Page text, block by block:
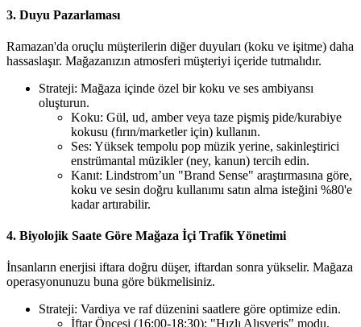
3. Duyu Pazarlaması
Ramazan'da oruçlu müşterilerin diğer duyuları (koku ve işitme) daha
hassaslaşır. Mağazanızın atmosferi müşteriyi içeride tutmalıdır.
Strateji: Mağaza içinde özel bir koku ve ses ambiyansı
oluşturun.
Koku: Gül, ud, amber veya taze pişmiş pide/kurabiye
kokusu (fırın/marketler için) kullanın.
Ses: Yüksek tempolu pop müzik yerine, sakinleştirici
enstrümantal müzikler (ney, kanun) tercih edin.
Kanıt: Lindstrom’un "Brand Sense" araştırmasına göre,
koku ve sesin doğru kullanımı satın alma isteğini %80'e
kadar artırabilir.
4. Biyolojik Saate Göre Mağaza İçi Trafik Yönetimi
İnsanların enerjisi iftara doğru düşer, iftardan sonra yükselir. Mağaza
operasyonunuzu buna göre bükmelisiniz.
Strateji: Vardiya ve raf düzenini saatlere göre optimize edin.
İftar Öncesi (16:00-18:30): "Hızlı Alışveriş" modu.